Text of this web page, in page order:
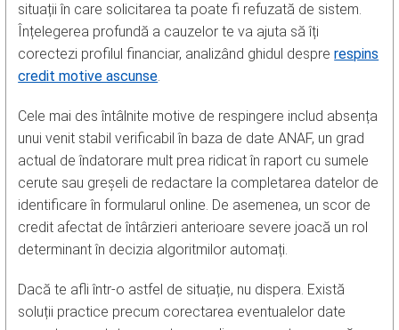
situații în care solicitarea ta poate fi refuzată de sistem.
Înțelegerea profundă a cauzelor te va ajuta să îți
corectezi profilul financiar, analizând ghidul desprerespins
credit motive ascunse.
Cele mai des întâlnite motive de respingere includ absența
unui venit stabil verificabil în baza de date ANAF, un grad
actual de îndatorare mult prea ridicat în raport cu sumele
cerute sau greșeli de redactare la completarea datelor de
identificare în formularul online. De asemenea, un scor de
credit afectat de întârzieri anterioare severe joacă un rol
determinant în decizia algoritmilor automați.
Dacă te afli într-o astfel de situație, nu dispera. Există
soluții practice precum corectarea eventualelor date